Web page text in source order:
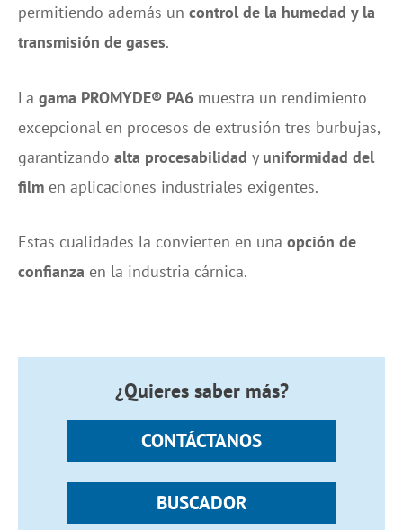
permitiendo además un control de la humedad y la
transmisión de gases.
La gama PROMYDE® PA6 muestra un rendimiento
excepcional en procesos de extrusión tres burbujas,
garantizando alta procesabilidad y uniformidad del
film en aplicaciones industriales exigentes.
Estas cualidades la convierten en una opción de
confianza en la industria cárnica.
¿Quieres saber más?
CONTÁCTANOS
BUSCADOR